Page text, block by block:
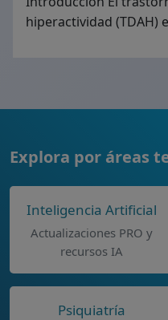
hiperactividad (TDAH)
Explora por áreas
Inteligencia Artificial
Actualizaciones PRO y
recursos IA
Psiquiatría